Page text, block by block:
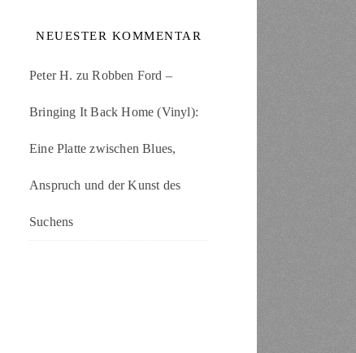
NEUESTER KOMMENTAR
Peter H. zuRobben Ford –
Bringing It Back Home (Vinyl):
Eine Platte zwischen Blues,
Anspruch und der Kunst des
Suchens